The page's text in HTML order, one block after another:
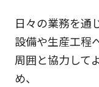
日々の業務を通
設備や生産工程
周囲と協力して
め、